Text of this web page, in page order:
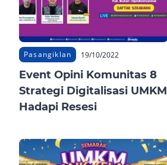
Pasangiklan 19/10/2022
Event Opini Komunitas 8
Strategi Digitalisasi UMKM
Hadapi Resesi